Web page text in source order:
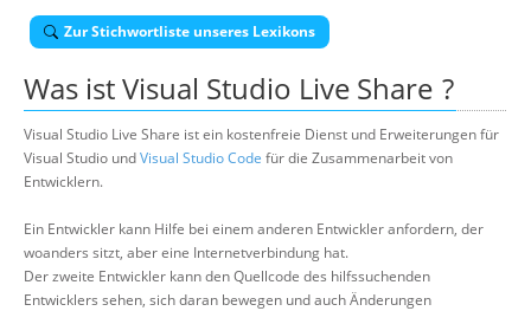
Über uns
Zur Stichwortliste unseres Lexikons
Was istVisual Studio Live Share ?
Visual Studio Live Share ist ein kostenfreie Dienst und Erweiterungen für
Visual Studio undVisual Studio Code für die Zusammenarbeit von
Entwicklern.
Ein Entwickler kann Hilfe bei einem anderen Entwickler anfordern, der
woanders sitzt, aber eine Internetverbindung hat.
Der zweite Entwickler kann den Quellcode des hilfssuchenden
Entwicklers sehen, sich daran bewegen und auch Änderungen